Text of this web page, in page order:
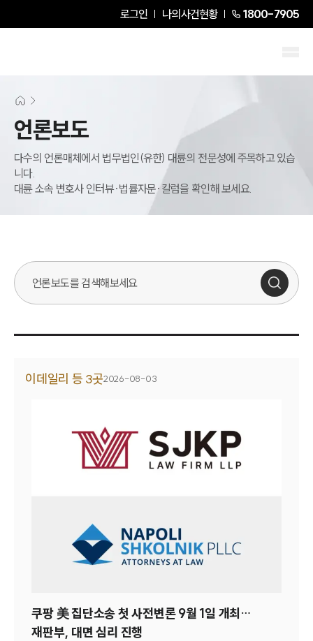
로그인 나의사건현황 1800-7905
언론보도
다수의 언론매체에서 법무법인(유한) 대륜의 전문성에 주목하고 있습
니다.
대륜 소속 변호사 인터뷰·법률자문·칼럼을 확인해 보세요.
언론보도 검색창
이데일리 등 3곳2026-08-03
쿠팡 美 집단소송 첫 사전변론 9월 1일 개최…
재판부, 대면 심리 진행